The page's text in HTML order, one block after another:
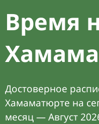
Время
Достоверное
Хамаматюрте на
месяц — Август